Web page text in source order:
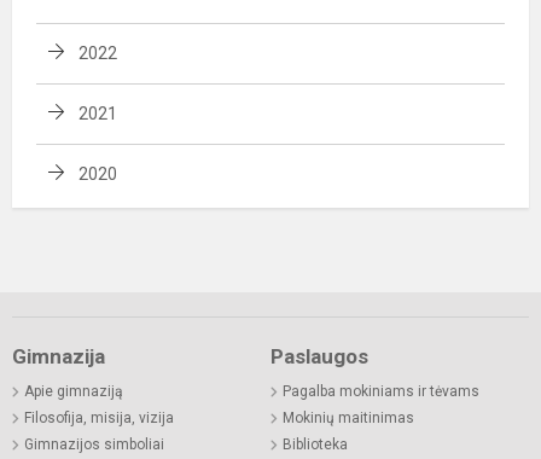
2022
2021
2020
Gimnazija
Apie gimnaziją
Filosofija, misija, vizija
Gimnazijos simboliai
Paslaugos
Pagalba mokiniams ir tėvams
Mokinių maitinimas
Biblioteka